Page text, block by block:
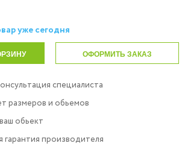
уже сегодня
ОФОРМИТЬ ЗАКАЗ
специалиста
размеров и обьемов
обьект
производителя